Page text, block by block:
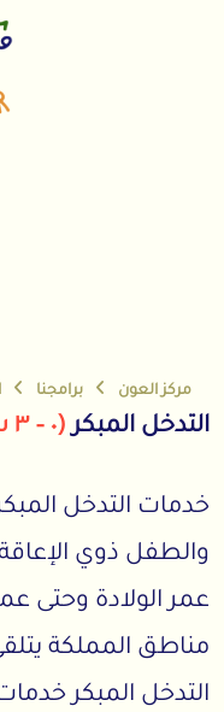
مركز العون برامجنا
التدخل المبكر(٠ – ٣ سنوات)
خدمات التدخل المبكر
والطفل ذوي
عمر الولادة وحتى
مناطق المملكة
التدخل المبكر